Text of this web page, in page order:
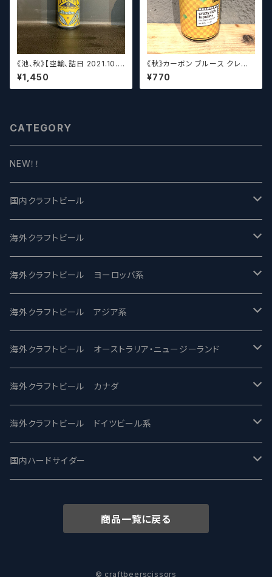
《池、秋》【空輸、詰日 2021.10.2
6】ディフィニティブ エルスウェア
/ Definitive Elsewhere
¥1,450
《秋》カーボン ブルース クレイ
ジーリッチルプリンズ Carbo
n Brews Crazy rich Lupulin
s【クラフトビール】
¥770
CATEGORY
NEW！！
国内クラフトビール
UCHU BREWING -うちゅうブルーイング
バテレ -VERTERE
2nd Story Ale Works -セカンドストーリー
ビアへるん - Beer Hearn
忽布古丹醸造 - HOP KOTAN
ワイマーケットブルーイング Y.Market Brewing
志賀高原ビール - SIGAKOGEN
箕面ビール - MINOH BEER
サンクトガーレン - Sankt Gallen
海外クラフトビール
Modern Times モダンタイムズ
Maui マウイ
Toppling Goliath トップリンゴライアス
Fair State フェアステイト
Lagunitas ラグニタス
FirestoneWalker ファイアストーン
Mikkeller ミッケラー
Hop Nation ホップネーション
海外クラフトビール ヨーロッパ系
UnBarred -アンバード
SAIREN /サイレン
ワイルドチャイルド - Wilde Child
BrewDog Brewery - ブリュードッグ
The Flying Inn / ザ フライイング イン
Lambiek Fabriek - ファブリーク
海外クラフトビール アジア系
gweilo-鬼佬 グウァイロ
Heart Of Darkness - ハートオブダークネス
Carbon brews -カーボン
TAIHU - タイフー
Behemoth - ベヒーモス
海外クラフトビール オーストラリア・ニュージーランド
ROCKY RIDGE - ロッキーリッジ
BODRIGGY BREWING ボッドリッジー
CO-CONSPIRATORS コ・コンスピレーターズ
Deep Creek Brewing Co.
8 Wired エイトワイアード
海外クラフトビール カナダ
Jackie O's ジャッキーオーズ
Westbrook ウェストブルック
Strathcona ストラスコナ
ODIN BREWING オディン
海外クラフトビール ドイツビール系
Karmeliten カーメリテン
Früh フリュー
国内ハードサイダー
商品一覧に戻る
© craftbeerscissors